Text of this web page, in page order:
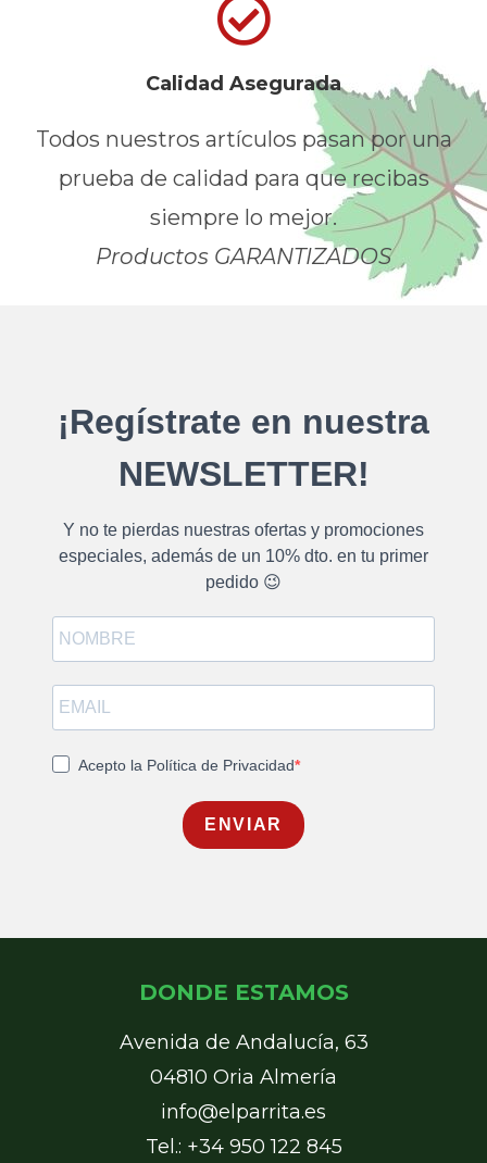
Calidad Asegurada
Todos nuestros artículos pasan por una
prueba de calidad para que recibas
siempre lo mejor.
Productos GARANTIZADOS
¡Regístrate en nuestra
NEWSLETTER!
Y no te pierdas nuestras ofertas y promociones
especiales, además de un 10% dto. en tu primer
pedido 😉
Acepto la Política de Privacidad
ENVIAR
DONDE ESTAMOS
Avenida de Andalucía, 63
04810 Oria Almería
info@elparrita.es
Tel.: +34 950 122 845